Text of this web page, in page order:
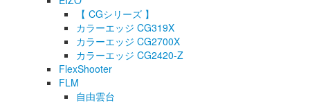
【 CGシリーズ 】
カラーエッジ CG319X
カラーエッジ CG2700X
カラーエッジ CG2420-Z
FlexShooter
FLM
自由雲台